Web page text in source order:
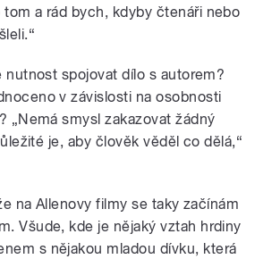
a rád bych, kdyby čtenáři nebo
nutnost spojovat dílo s autorem?
v závislosti na osobnosti
„Nemá smysl zakazovat žádný
je, aby člověk věděl co dělá,“
na Allenovy filmy se taky začínám
Všude, kde je nějaký vztah hrdiny
s nějakou mladou dívku, která